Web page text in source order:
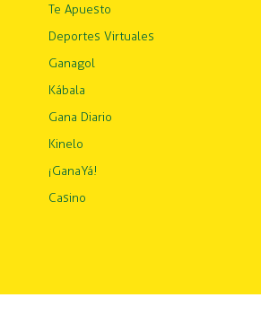
Te Apuesto
Deportes Virtuales
Ganagol
Kábala
Gana Diario
Kinelo
¡GanaYá!
Casino